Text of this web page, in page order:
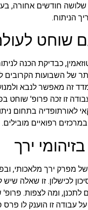
חודשים אחורה,
הניתוח.
שוחט
כבדיקת הכנה
של השבועות הקרובים
זה מאפשר לנבא
זו זכה פרופ' שוחט
לאורתופדיה בתחום
רפואיים מובילים.
ירך
מפרק ירך מלאכותי,
לכישלון. זו שאלה
לתכנן, ומה לצפות.
עבודה זו הוענק לו